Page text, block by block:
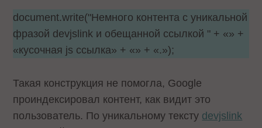
document.write("Немного контента с уникальной
фразой devjslink и обещанной ссылкой " + «» +
«кусочная js ссылка» + «» + «.»);
Такая конструкция не помогла, Google
проиндексировал контент, как видит это
пользователь. По уникальному тексту devjslink